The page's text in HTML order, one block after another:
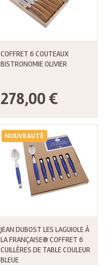
COFFRET 6 COUTEAUX
BISTRONOMIE OLIVIER
278,00 €
NOUVEAUTÉ
JEAN DUBOST LES LAGUIOLE À
LA FRANÇAISE® COFFRET 6
CUILLÈRES DE TABLE COULEUR
BLEUE